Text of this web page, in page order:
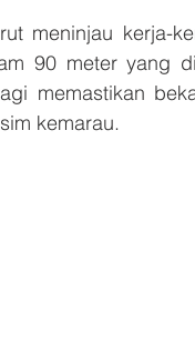
meninjau kerja-
90 meter yang
memastikan
kemarau.